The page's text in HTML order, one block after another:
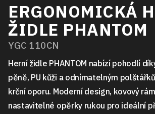
ERGONOMICKÁ
ŽIDLE PHANTOM
YGC 110CN
Herní židle PHANTOM nabízí pohodlí
pěně, PU kůži a odnímatelným
krční oporu. Moderní design, kovový
nastavitelné opěrky rukou pro ideální